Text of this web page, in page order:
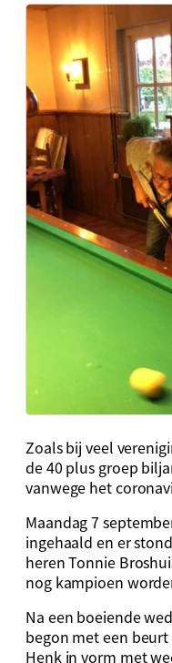
Zoals bij veel
de 40 plus groep
vanwege het
Maandag 7
ingehaald en er
heren Tonnie
nog kampioen
Na een boeiende
begon met een
Henk in vorm met